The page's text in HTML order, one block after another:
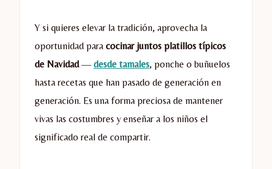
Y si quieres elevar la tradición, aprovecha la
oportunidad para cocinar juntos platillos típicos
de Navidad—desde tamales, ponche o buñuelos
hasta recetas que han pasado de generación en
generación. Es una forma preciosa de mantener
vivas las costumbres y enseñar a los niños el
significado real de compartir.